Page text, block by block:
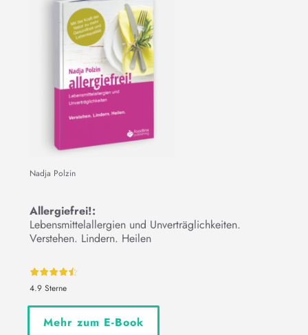
Nadja Polzin
Allergiefrei!:
Lebensmittelallergien und Unverträglichkeiten.
Verstehen. Lindern. Heilen
4.9 Sterne
Mehr zum E-Book